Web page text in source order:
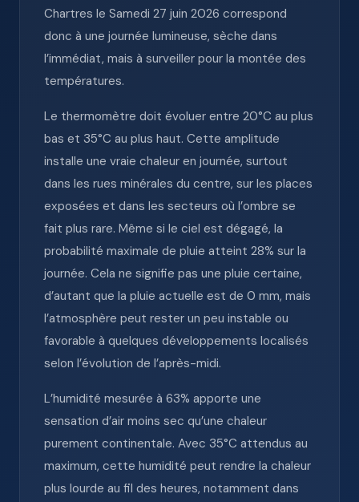
Chartres le Samedi 27 juin 2026 correspond
donc à une journée lumineuse, sèche dans
l’immédiat, mais à surveiller pour la montée des
températures.
Le thermomètre doit évoluer entre 20°C au plus
bas et 35°C au plus haut. Cette amplitude
installe une vraie chaleur en journée, surtout
dans les rues minérales du centre, sur les places
exposées et dans les secteurs où l’ombre se
fait plus rare. Même si le ciel est dégagé, la
probabilité maximale de pluie atteint 28% sur la
journée. Cela ne signifie pas une pluie certaine,
d’autant que la pluie actuelle est de 0 mm, mais
l’atmosphère peut rester un peu instable ou
favorable à quelques développements localisés
selon l’évolution de l’après-midi.
L’humidité mesurée à 63% apporte une
sensation d’air moins sec qu’une chaleur
purement continentale. Avec 35°C attendus au
maximum, cette humidité peut rendre la chaleur
plus lourde au fil des heures, notamment dans